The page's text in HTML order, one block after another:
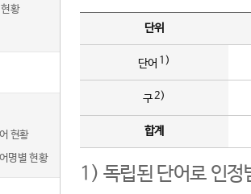
황
현황
명별 현황
단위
단어 1)
구2)
합계
1) 독립된 단어로 인정